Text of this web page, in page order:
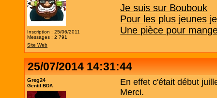
Inscription : 25/06/2011
Messages : 2 791
Site Web
Je suis sur Boubouk
Pour les plus jeunes
Une pièce pour
25/07/2014 14:31:44
Greg24
Gentil BDA
En effet c'était début
Merci.